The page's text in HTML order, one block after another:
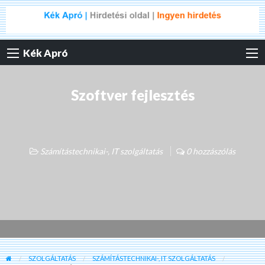
Kék Apró
Szoftver fejlesztés
Számítástechnikai-, IT szolgáltatás 0 hozzászólás
SZOLGÁLTATÁS
SZÁMÍTÁSTECHNIKAI-, IT SZOLGÁLTATÁS